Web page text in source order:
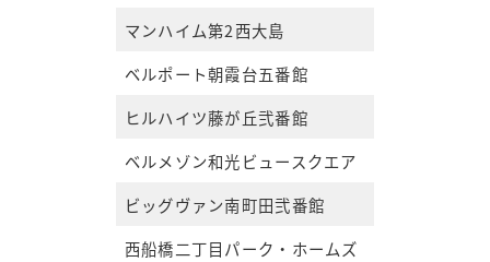
マンハイム第2西大島
ベルポート朝霞台五番館
ヒルハイツ藤が丘弐番館
ベルメゾン和光ビュースクエア
ビッグヴァン南町田弐番館
西船橋二丁目パーク・ホームズ